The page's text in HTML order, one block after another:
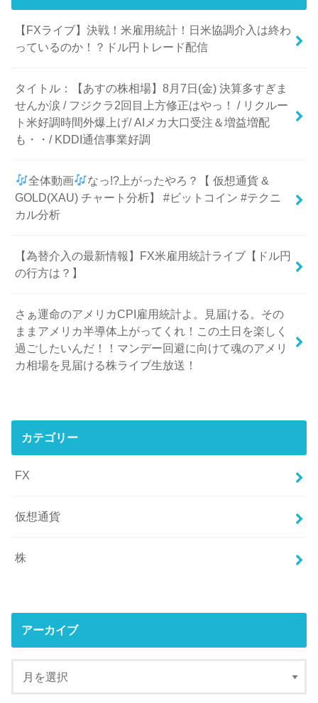
【FXライブ】決戦！米雇用統計！日米協調介入は終わ
っているのか！？ドル円トレード配信
タイトル：【あすの株相場】8月7日(金) 決算多すぎま
せんか涙 / フジクラ2回目上方修正はやっ！ / リクルー
ト米好調時間外爆上げ/ AIメカ大口受注＆増益増配
も・・/ KDDI通信事業好調
全体動画
なっ!?上がったやろ？【 仮想通貨 &
GOLD(XAU) チャート分析】 #ビットコイン #テクニ
カル分析
【為替介入の最新情報】FX米雇用統計ライブ【ドル円
の行方は？】
さぁ運命のアメリカCPI雇用統計よ。見届ける。その
ままアメリカ半導体上がってくれ！この土日を楽しく
過ごしたいんだ！！マンデー回避に向けて魂のアメリ
カ相場を見届ける株ライブ生放送！
カテゴリー
FX
仮想通貨
株
アーカイブ